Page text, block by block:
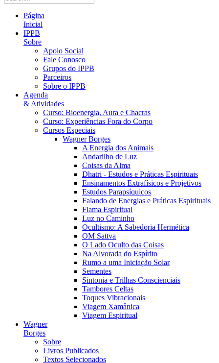
Página
Inicial
IPPB
Sobre
Apoio Social
Fale Conosco
Grupos do IPPB
Parceiros
Sobre o IPPB
Agenda
& Atividades
Curso: Bioenergia, Aura e Chacras
Curso: Experiências Fora do Corpo
Cursos Especiais
Wagner Borges
A Energia dos Animais
Andarilho de Luz
Coisas da Alma
Dhatri - Estudos e Práticas Espirituais
Ensinamentos Extrafísicos e Projetivos
Estudos Parapsíquicos
Falando de Energias e Práticas Espirituais
Flama Espiritual
Luz no Caminho
Ocultismo: A Sabedoria Hermética
OM Sattva
O Lado Oculto das Coisas
Na Alvorada do Espírito
Rumo a uma Iniciação Solar
Sementes
Sintonia e Trilhas Conscienciais
Tambores Celtas
Toques Vibracionais
Viagem Xamânica
Viagem Espiritual
Wagner
Borges
Sobre
Livros Publicados
Textos Selecionados